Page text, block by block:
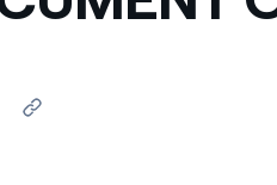
por infracción de nuestras